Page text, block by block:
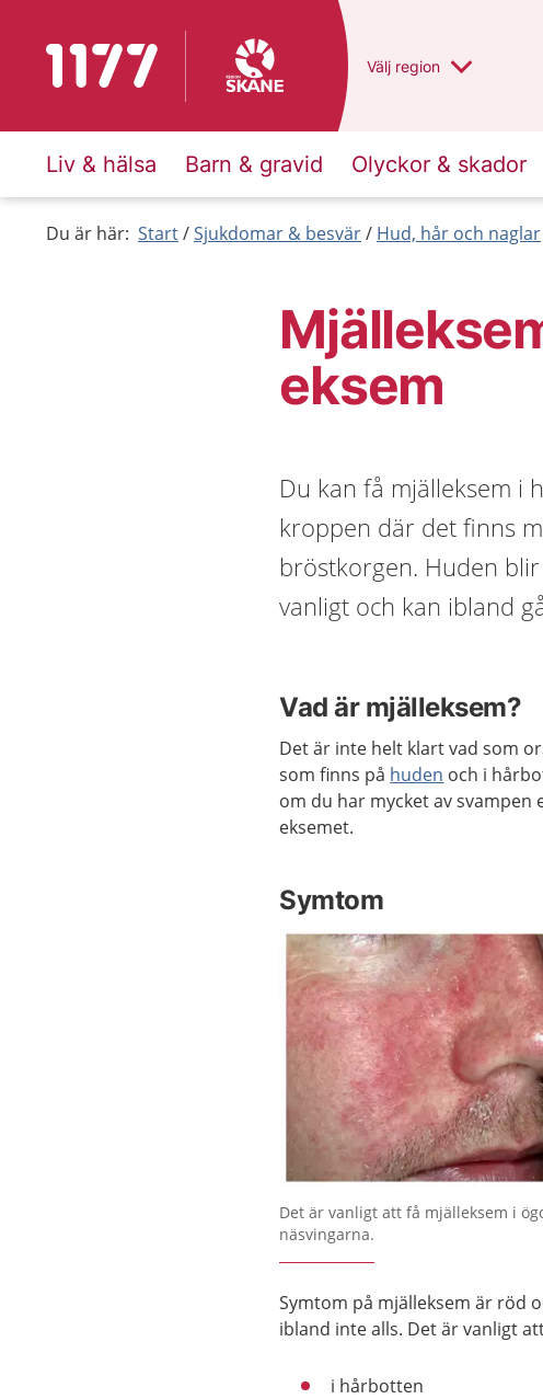
Till startsidan för 1177 Du har valt region
Välj en annan
region
Liv & hälsa Barn & gravid Olyckor & skador
Du är här: Start Sjukdomar & besvär Hud, hår och naglar
eksem
Du kan få mjälleksem i
kroppen där det finns
bröstkorgen. Huden
vanligt och kan ibland
Vad är mjälleksem?
Det är inte helt klart vad som
som finns på huden och i
om du har mycket av svampen
eksemet.
Symtom
Det är vanligt att få mjälleksem i
näsvingarna.
Symtom på mjälleksem är röd
ibland inte alls. Det är vanligt
i hårbotten